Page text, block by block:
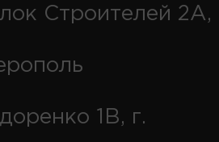
Строителей 2А,
1В, г.